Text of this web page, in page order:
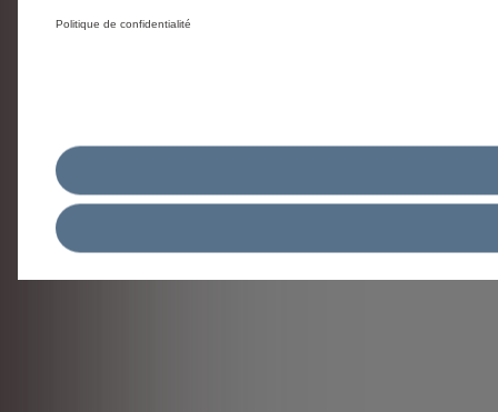
Politique de confidentialité